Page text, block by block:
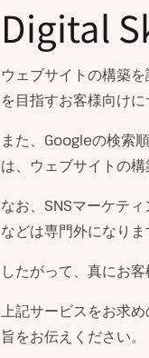
Digital
ウェブサイトの構築
を目指すお客様向け
また、Googleの検索
は、ウェブサイトの
なお、SNSマーケテ
などは専門外になりま
したがって、真にお
上記サービスをお求
旨をお伝えください。